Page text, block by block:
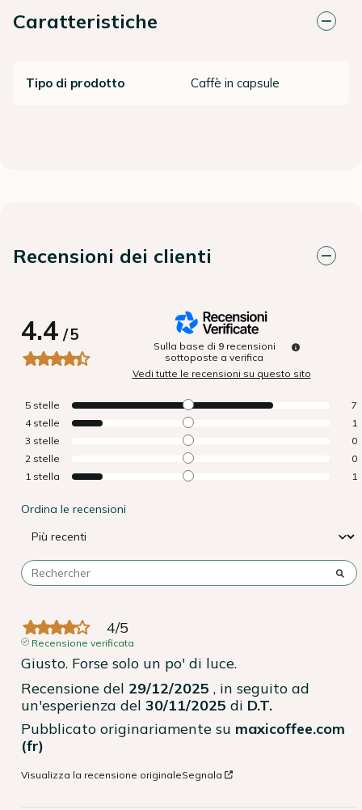
Caratteristiche
Tipo di prodotto Caffè in capsule
Recensioni dei clienti
4.4/5
Sulla base di 9 recensioni
sottoposte a verifica
Vedi tutte le recensioni su questo sito
5 stelle
7
4 stelle
1
3 stelle
0
2 stelle
0
1 stella 1
Ordina le recensioni
4/5
Recensione verificata
Giusto. Forse solo un po' di luce.
Recensione del 29/12/2025 , in seguito ad
un'esperienza del 30/11/2025 di D.T.
Pubblicato originariamente su maxicoffee.com
(fr)
Visualizza la recensione originaleSegnala